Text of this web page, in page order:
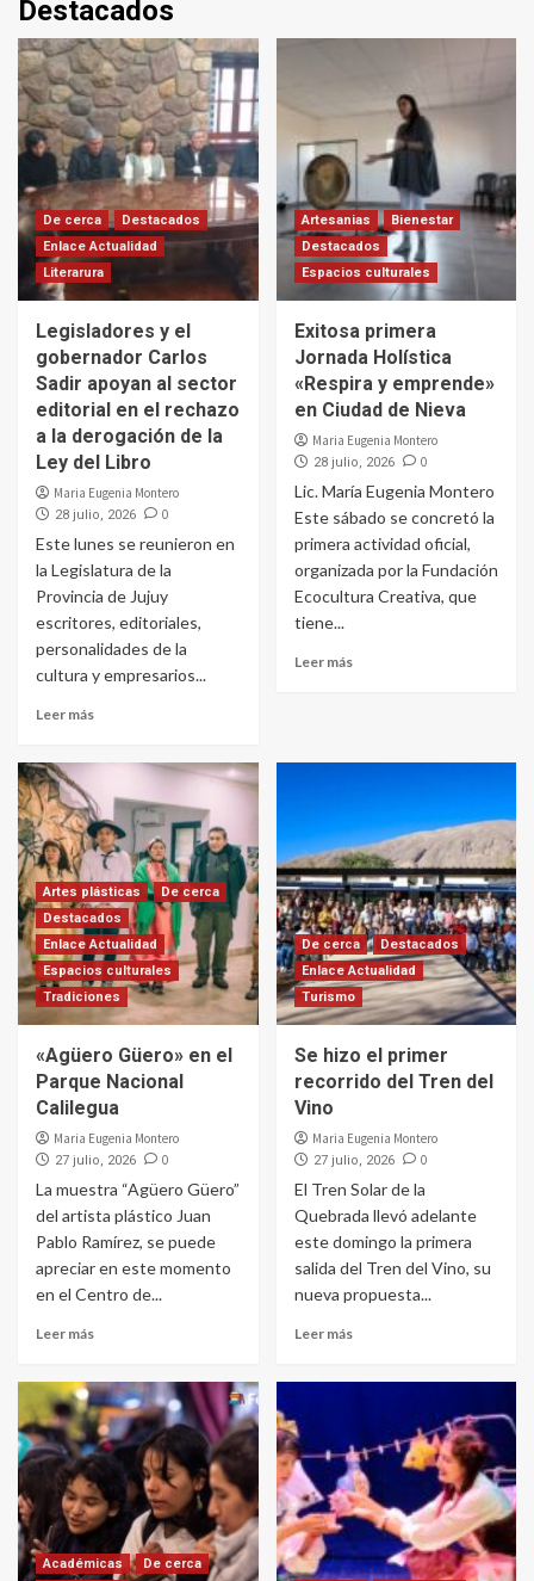
Destacados
De cerca
Destacados
Enlace Actualidad
Literarura
Legisladores y el
gobernador Carlos
Sadir apoyan al sector
editorial en el rechazo
a la derogación de la
Ley del Libro
Maria Eugenia Montero
28 julio, 2026 0
Este lunes se reunieron en
la Legislatura de la
Provincia de Jujuy
escritores, editoriales,
personalidades de la
cultura y empresarios...
Leer más
Artesanias
Bienestar
Destacados
Espacios culturales
Exitosa primera
Jornada Holística
«Respira y emprende»
en Ciudad de Nieva
Maria Eugenia Montero
28 julio, 2026 0
Lic. María Eugenia Montero
Este sábado se concretó la
primera actividad oficial,
organizada por la Fundación
Ecocultura Creativa, que
tiene...
Leer más
Artes plásticas
De cerca
Destacados
Enlace Actualidad
Espacios culturales
Tradiciones
«Agüero Güero» en el
Parque Nacional
Calilegua
Maria Eugenia Montero
27 julio, 2026 0
La muestra “Agüero Güero”
del artista plástico Juan
Pablo Ramírez, se puede
apreciar en este momento
en el Centro de...
Leer más
De cerca
Destacados
Enlace Actualidad
Turismo
Se hizo el primer
recorrido del Tren del
Vino
Maria Eugenia Montero
27 julio, 2026 0
El Tren Solar de la
Quebrada llevó adelante
este domingo la primera
salida del Tren del Vino, su
nueva propuesta...
Leer más
Académicas
De cerca